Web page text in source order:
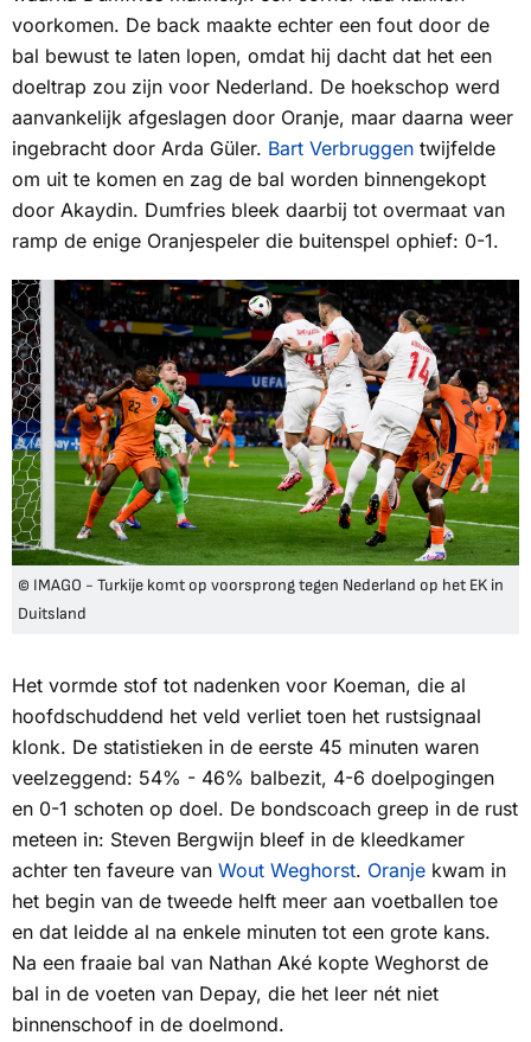
voorkomen. De back maakte echter een fout door de
bal bewust te laten lopen, omdat hij dacht dat het een
doeltrap zou zijn voor Nederland. De hoekschop werd
aanvankelijk afgeslagen door Oranje, maar daarna weer
ingebracht door Arda Güler. Bart Verbruggen twijfelde
om uit te komen en zag de bal worden binnengekopt
door Akaydin. Dumfries bleek daarbij tot overmaat van
ramp de enige Oranjespeler die buitenspel ophief: 0-1.
© IMAGO - Turkije komt op voorsprong tegen Nederland op het EK in
Duitsland
Het vormde stof tot nadenken voor Koeman, die al
hoofdschuddend het veld verliet toen het rustsignaal
klonk. De statistieken in de eerste 45 minuten waren
veelzeggend: 54% - 46% balbezit, 4-6 doelpogingen
en 0-1 schoten op doel. De bondscoach greep in de rust
meteen in: Steven Bergwijn bleef in de kleedkamer
achter ten faveure van Wout Weghorst. Oranje kwam in
het begin van de tweede helft meer aan voetballen toe
en dat leidde al na enkele minuten tot een grote kans.
Na een fraaie bal van Nathan Aké kopte Weghorst de
bal in de voeten van Depay, die het leer nét niet
binnenschoof in de doelmond.